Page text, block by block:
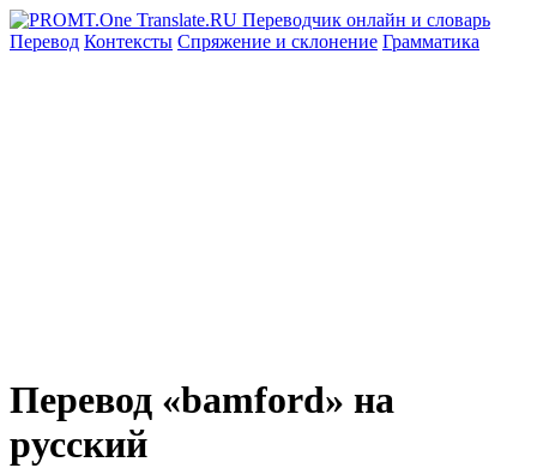
Перевод Контексты Спряжение и склонение Грамматика
Перевод «bamford» на
русский